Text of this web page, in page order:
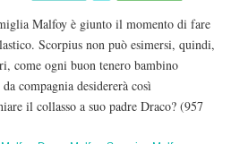
Malfoy è giunto il momento di fare
Scorpius non può esimersi, quindi,
come ogni buon tenero bambino
compagnia desidererà così
il collasso a suo padre Draco? (957